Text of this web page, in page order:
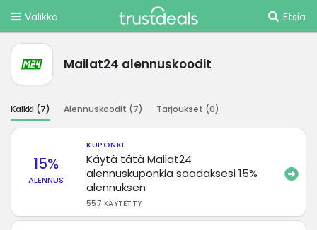
Valikko Etsiä
Mailat24 alennuskoodit
Kaikki (7) Alennuskoodit (7) Tarjoukset (0)
15%
ALENNUS
KUPONKI
Käytä tätä Mailat24
alennuskuponkia saadaksesi 15%
alennuksen
557 KÄYTETTY